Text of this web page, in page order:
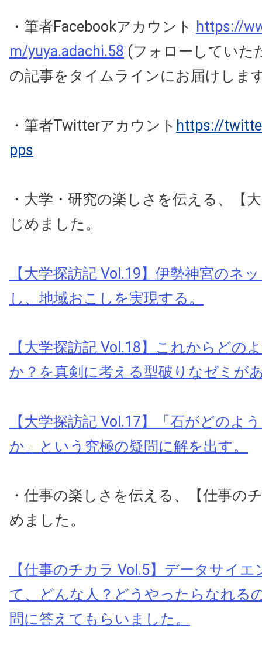
・筆者Facebookアカウント https://
m/yuya.adachi.58 (フォローしていた
の記事をタイムラインにお届けしま
・筆者Twitterアカウント https://
pps
・大学・研究の楽しさを伝える、【
じめました。
【大学探訪記 Vol.19】伊勢神宮のネ
し、地域おこしを実現する。
【大学探訪記 Vol.18】これからどの
か？を真剣に考える型破りなゼミが
【大学探訪記 Vol.17】「石がどのよ
か」という究極の疑問に解を出す。
・仕事の楽しさを伝える、【仕事の
めました。
【仕事のチカラ Vol.5】データサイ
て、どんな人？どうやったらなれ
問に答えてもらいました。